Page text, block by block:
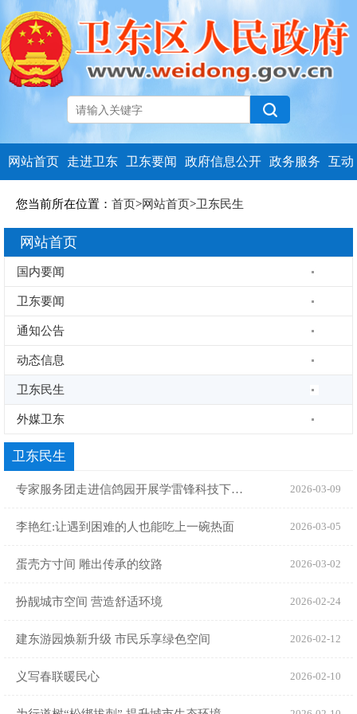
网站首页 走进卫东 卫东要闻 政府信息公开 政务服务 互动
您当前所在位置： 首页>网站首页>卫东民生
网站首页
国内要闻
卫东要闻
通知公告
动态信息
卫东民生
外媒卫东
卫东民生
专家服务团走进信鸽园开展学雷锋科技下乡志愿服务活动 2026-03-09
李艳红:让遇到困难的人也能吃上一碗热面 2026-03-05
蛋壳方寸间 雕出传承的纹路 2026-03-02
扮靓城市空间 营造舒适环境 2026-02-24
建东游园焕新升级 市民乐享绿色空间 2026-02-12
义写春联暖民心 2026-02-10